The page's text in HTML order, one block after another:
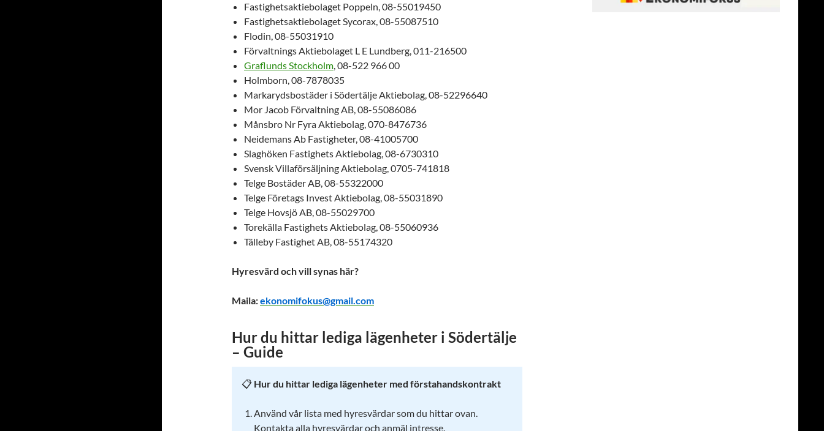
Fastighetsaktiebolaget Poppeln, 08-55019450
Fastighetsaktiebolaget Sycorax, 08-55087510
Flodin, 08-55031910
Förvaltnings Aktiebolaget L E Lundberg, 011-216500
Graflunds Stockholm, 08-522 966 00
Holmborn, 08-7878035
Markarydsbostäder i Södertälje Aktiebolag, 08-52296640
Mor Jacob Förvaltning AB, 08-55086086
Månsbro Nr Fyra Aktiebolag, 070-8476736
Neidemans Ab Fastigheter, 08-41005700
Slaghöken Fastighets Aktiebolag, 08-6730310
Svensk Villaförsäljning Aktiebolag, 0705-741818
Telge Bostäder AB, 08-55322000
Telge Företags Invest Aktiebolag, 08-55031890
Telge Hovsjö AB, 08-55029700
Torekälla Fastighets Aktiebolag, 08-55060936
Tälleby Fastighet AB, 08-55174320
Hyresvärd och vill synas här?
Maila:ekonomifokus@gmail.com
Hur du hittar lediga lägenheter i Södertälje
– Guide
📋 Hur du hittar lediga lägenheter med förstahandskontrakt
Använd vår lista med hyresvärdar som du hittar ovan.
Kontakta alla hyresvärdar och anmäl intresse.